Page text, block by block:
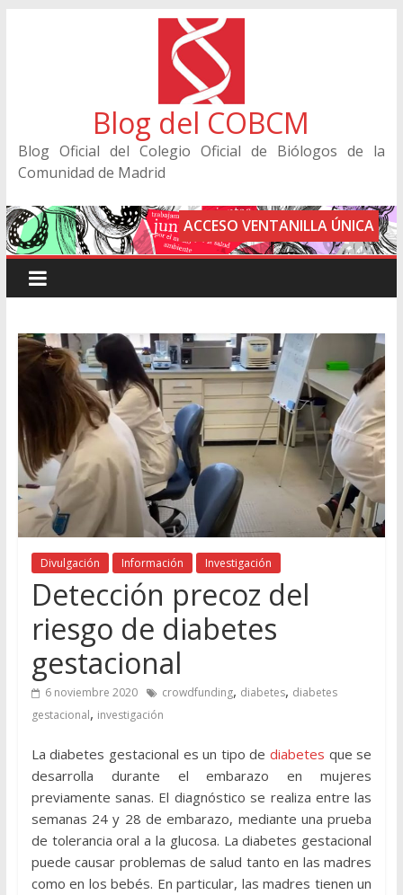
Blog del COBCM
Blog Oficial del Colegio Oficial de Biólogos de la
Comunidad de Madrid
ACCESO VENTANILLA ÚNICA
Divulgación Información Investigación
Detección precoz del
riesgo de diabetes
gestacional
6 noviembre 2020 crowdfunding, diabetes, diabetes
gestacional, investigación
La diabetes gestacional es un tipo dediabetes que se
desarrolla durante el embarazo en mujeres
previamente sanas. El diagnóstico se realiza entre las
semanas 24 y 28 de embarazo, mediante una prueba
de tolerancia oral a la glucosa. La diabetes gestacional
puede causar problemas de salud tanto en las madres
como en los bebés. En particular, las madres tienen un